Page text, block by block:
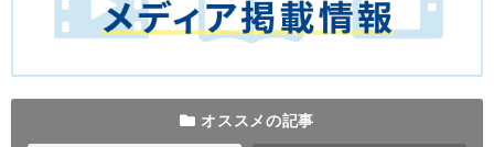
オススメの記事